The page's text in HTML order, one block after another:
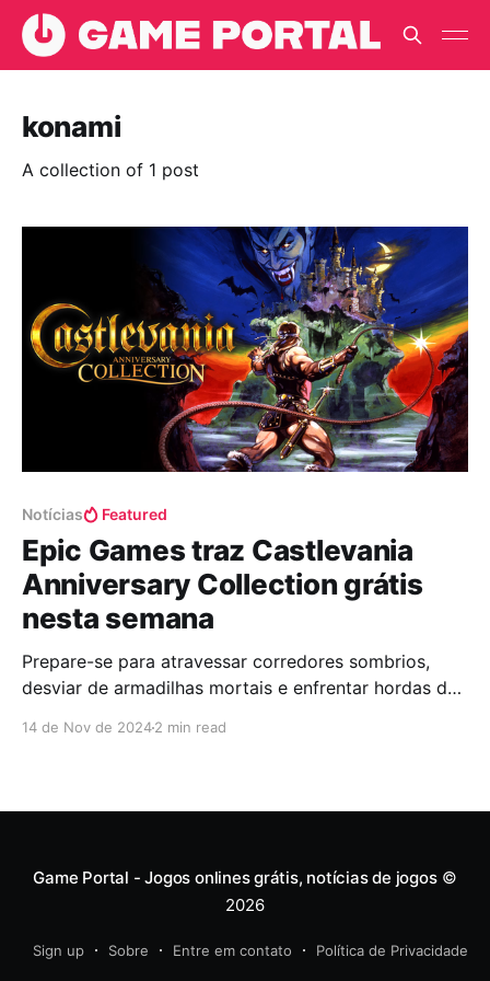
konami
A collection of 1 post
Notícias Featured
Epic Games traz Castlevania
Anniversary Collection grátis
nesta semana
Prepare-se para atravessar corredores sombrios,
desviar de armadilhas mortais e enfrentar hordas de
14 de Nov de 20242 min read
Game Portal - Jogos onlines grátis, notícias de jogos©
2026
Sign up Sobre Entre em contato Política de Privacidade